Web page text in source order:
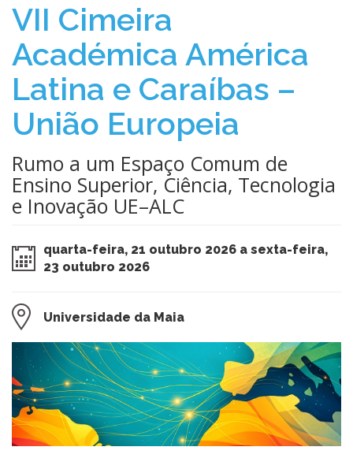
VII Cimeira
Académica América
Latina e Caraíbas –
União Europeia
Rumo a um Espaço Comum de
Ensino Superior, Ciência, Tecnologia
e Inovação UE–ALC
quarta-feira, 21 outubro 2026 a sexta-feira,
23 outubro 2026
Universidade da Maia